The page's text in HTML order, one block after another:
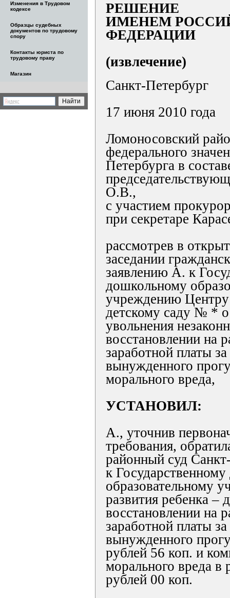
Изменения в Трудовом
кодексе
Образцы судебных
документов по трудовому
спору
Контакты юриста по
трудовому праву
Магазин
РЕШЕНИЕ
ИМЕНЕМ
ФЕДЕРАЦИИ
(извлечение)
Санкт-Петербург
17 июня 2010 года
Ломоносовский
федерального
Петербурга в
О.В.,
с участием
при секретаре
рассмотрев в
заседании
заявлению А. к
дошкольному
учреждению Центру
детскому саду № *
увольнения
восстановлении на
заработной платы
вынужденного
морального вреда,
УСТАНОВИЛ:
А., уточнив
требования,
районный суд
к
образовательному
развития ребенка
восстановлении на
заработной платы
вынужденного
рублей 56 коп. и
морального вреда в
рублей 00 коп.